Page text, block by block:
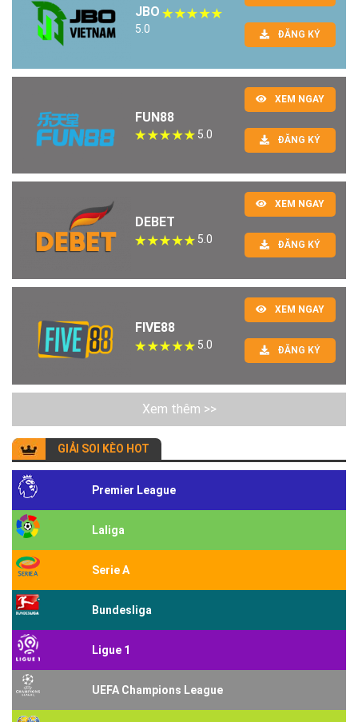
JBO
5.0 ĐĂNG KÝ
FUN88
5.0
XEM NGAY
ĐĂNG KÝ
DEBET
5.0
XEM NGAY
ĐĂNG KÝ
FIVE88
5.0
XEM NGAY
ĐĂNG KÝ
Xem thêm >>
GIẢI SOI KÈO HOT
Premier League
Laliga
Serie A
Bundesliga
Ligue 1
UEFA Champions League